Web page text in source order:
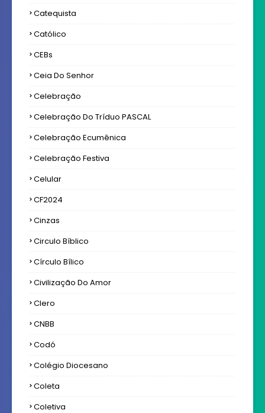
Catequista
Católico
CEBs
Ceia Do Senhor
Celebração
Celebração Do Tríduo PASCAL
Celebração Ecumênica
Celebração Festiva
Celular
CF2024
Cinzas
Circulo Bíblico
Círculo Bílico
Civilização Do Amor
Clero
CNBB
Codó
Colégio Diocesano
Coleta
Coletiva